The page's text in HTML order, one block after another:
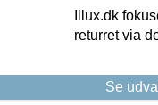
Illux.dk
returret via
Se